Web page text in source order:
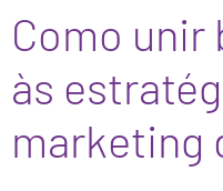
Como
às
marketing